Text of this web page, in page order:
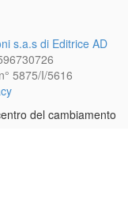
s.a.s di Editrice AD
5875/I/5616
del cambiamento